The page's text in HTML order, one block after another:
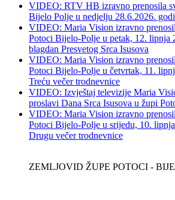
VIDEO: RTV HB izravno prenosila
Bijelo Polje u nedjelju 28.6.2026.
VIDEO: Maria Vision izravno
Potoci Bijelo-Polje u petak, 12. lipnja
blagdan Presvetog Srca Isusova
VIDEO: Maria Vision izravno
Potoci Bijelo-Polje u četvrtak, 11.
Treću večer trodnevnice
VIDEO: Izvještaj televizije Maria
proslavi Dana Srca Isusova u župi
VIDEO: Maria Vision izravno
Potoci Bijelo-Polje u srijedu, 10.
Drugu večer trodnevnice
ZEMLJOVID ŽUPE POTOCI -